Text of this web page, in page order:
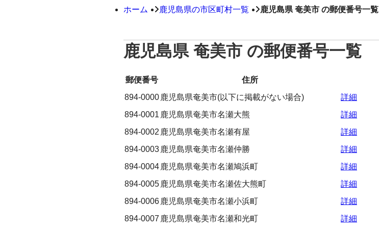
ホーム 鹿児島県の市区町村一覧 鹿児島県 奄美市 の郵便番号一覧
鹿児島県 奄美市 の郵便番号一覧
郵便番号
住所
894-0000 鹿児島県奄美市(以下に掲載がない場合)
詳細
894-0001 鹿児島県奄美市名瀬大熊
詳細
894-0002 鹿児島県奄美市名瀬有屋
詳細
894-0003 鹿児島県奄美市名瀬仲勝
詳細
894-0004 鹿児島県奄美市名瀬鳩浜町
詳細
894-0005 鹿児島県奄美市名瀬佐大熊町
詳細
894-0006 鹿児島県奄美市名瀬小浜町
詳細
894-0007 鹿児島県奄美市名瀬和光町
詳細